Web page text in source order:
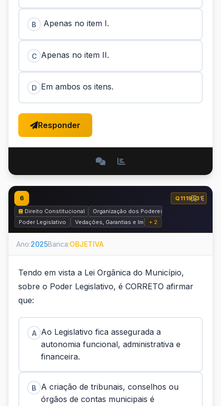
B Apenas no item I.
C Apenas no item II.
D Em ambos os itens.
Responder
6
Q1119531
Direito Constitucional
Organização dos Poderes
Poder Legislativo
Vedações, Garantias e Imunidades Parlamentares
+ 2
Ano:2025Banca:OBJETIVA
Tendo em vista a Lei Orgânica do Município,
sobre o Poder Legislativo, é CORRETO afirmar
que:
A Ao Legislativo fica assegurada a
autonomia funcional, administrativa e
financeira.
B
A criação de tribunais, conselhos ou
órgãos de contas municipais é